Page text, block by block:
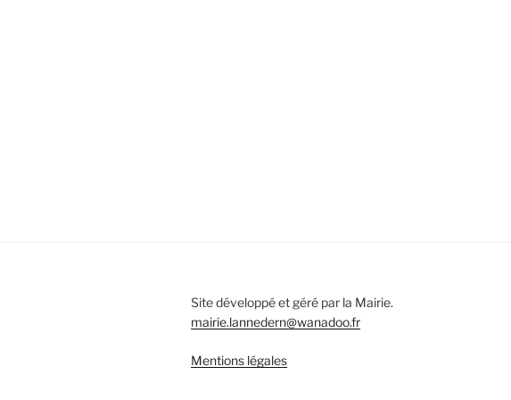
Site développé et géré par la Mairie.
mairie.lannedern@wanadoo.fr
Mentions légales